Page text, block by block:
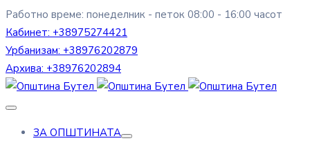
Работно време: понеделник - петок 08:00 - 16:00 часот
Кабинет: +38975274421
Урбанизам: +38976202879
Архива: +38976202894
ЗА ОПШТИНАТА